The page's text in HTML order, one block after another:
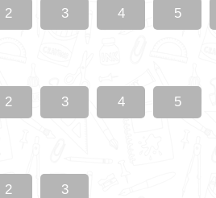
2 3 4 5
2 3 4 5
2 3